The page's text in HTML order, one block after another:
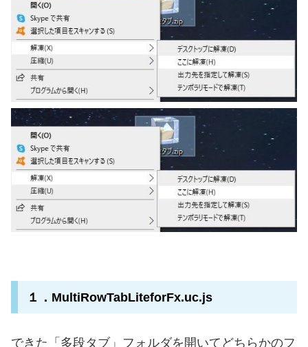
１．MultiRowTabLiteforFx.uc.js
できた「多段タブ」フォルダを開いてどちらかのフ